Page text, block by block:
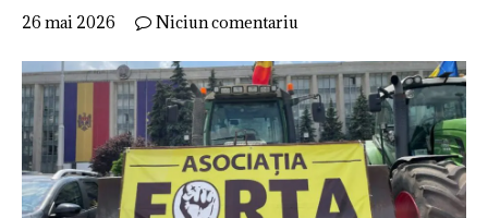
26 mai 2026 Niciun comentariu